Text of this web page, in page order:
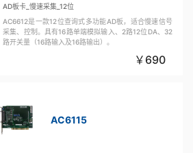
AD板卡_慢速采集_12位
AC6612是一款12位查询式多功能AD板，适合慢速信号
采集、控制。具有16路单端模拟输入、2路12位DA、32
路开关量（16路输入及16路输出）。
690
AC6115